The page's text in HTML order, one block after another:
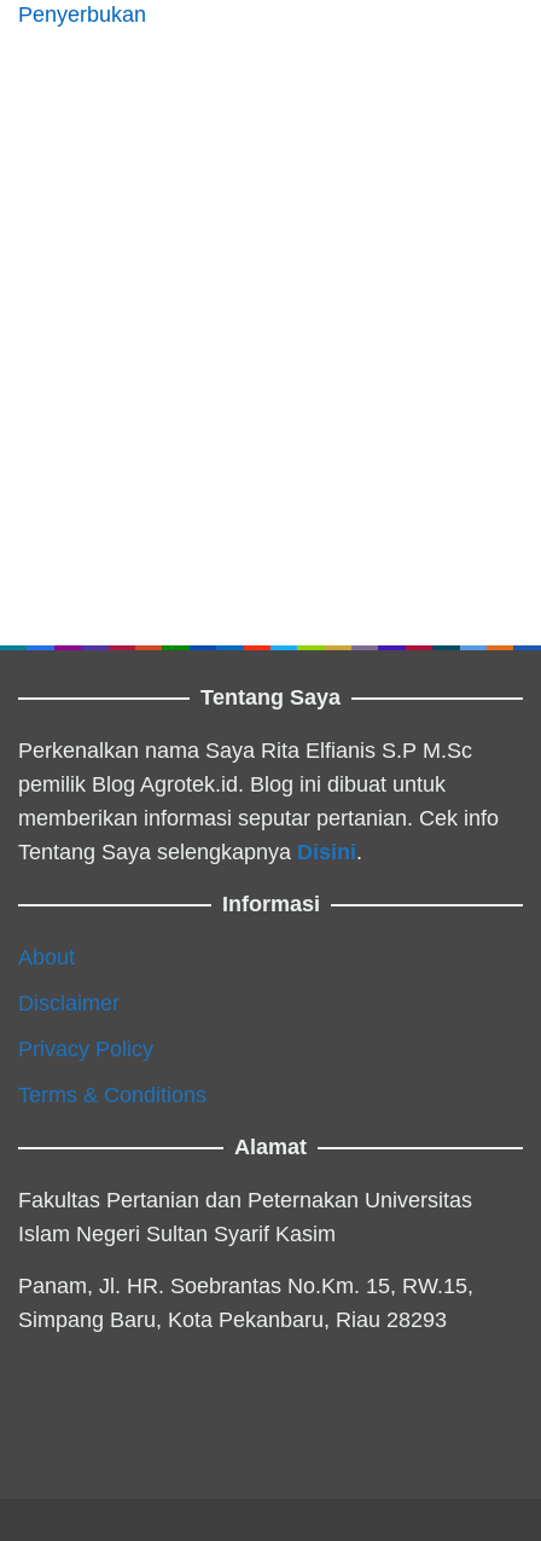
Penyerbukan
Tentang Saya
Perkenalkan nama Saya Rita Elfianis S.P M.Sc
pemilik Blog Agrotek.id. Blog ini dibuat untuk
memberikan informasi seputar pertanian. Cek info
Tentang Saya selengkapnya Disini.
Informasi
About
Disclaimer
Privacy Policy
Terms & Conditions
Alamat
Fakultas Pertanian dan Peternakan Universitas
Islam Negeri Sultan Syarif Kasim
Panam, Jl. HR. Soebrantas No.Km. 15, RW.15,
Simpang Baru, Kota Pekanbaru, Riau 28293